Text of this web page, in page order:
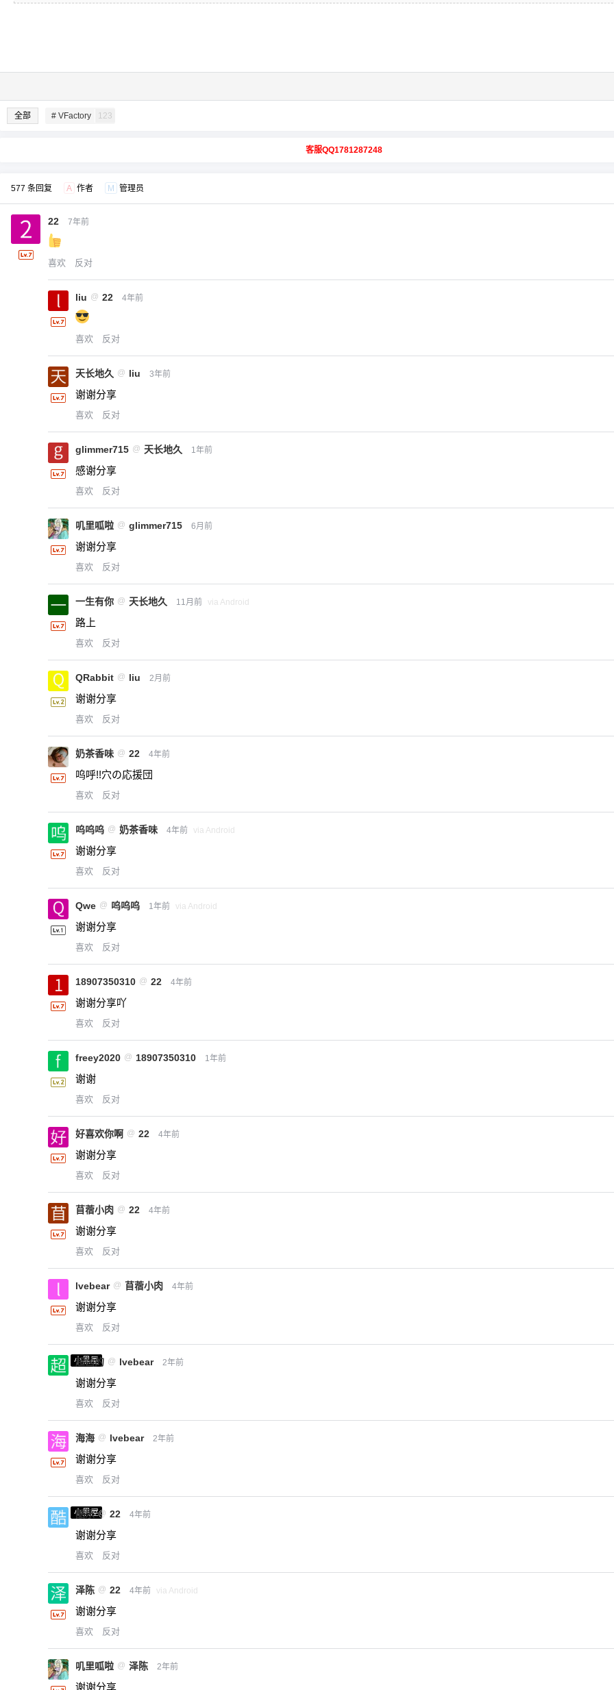
全部 # VFactory 123
2 5 10
客服QQ1781287248
付费内容
¥
577 条回复 A 作者 M 管理员
22 7年前
喜欢 反对
liu @ 22 4年前
喜欢 反对
天长地久 @ liu 3年前
谢谢分享
喜欢 反对
glimmer715 @ 天长地久 1年前
感谢分享
喜欢 反对
叽里呱啦 @ glimmer715 6月前
谢谢分享
喜欢 反对
一生有你 @ 天长地久 11月前 via Android
路上
喜欢 反对
QRabbit @ liu 2月前
谢谢分享
喜欢 反对
奶茶香味 @ 22 4年前
呜呼!!穴の応援団
喜欢 反对
呜呜呜 @ 奶茶香味 4年前 via Android
谢谢分享
喜欢 反对
Qwe @ 呜呜呜 1年前 via Android
谢谢分享
喜欢 反对
18907350310 @ 22 4年前
谢谢分享吖
喜欢 反对
freey2020 @ 18907350310 1年前
谢谢
喜欢 反对
好喜欢你啊 @ 22 4年前
谢谢分享
喜欢 反对
苜蓿小肉 @ 22 4年前
谢谢分享
喜欢 反对
lvebear @ 苜蓿小肉 4年前
谢谢分享
喜欢 反对
小黑屋
超凶的 @ lvebear 2年前
谢谢分享
喜欢 反对
海海 @ lvebear 2年前
谢谢分享
喜欢 反对
小黑屋
酷乐 @ 22 4年前
谢谢分享
喜欢 反对
泽陈 @ 22 4年前 via Android
谢谢分享
喜欢 反对
叽里呱啦 @ 泽陈 2年前
谢谢分享